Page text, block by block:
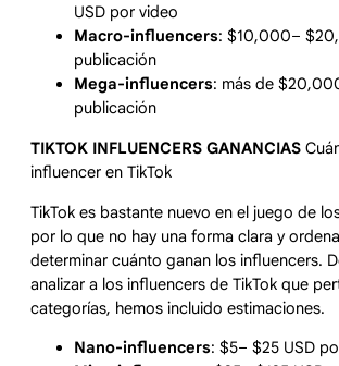
USD por video
Macro-influencers: $10,000–
publicación
Mega-influencers: más de
publicación
TIKTOK INFLUENCERS GANANCIAS
influencer en TikTok
TikTok es bastante nuevo en el juego de
por lo que no hay una forma clara y
determinar cuánto ganan los influencers.
analizar a los influencers de TikTok que
categorías, hemos incluido estimaciones.
Nano-influencers: $5– $25 USD